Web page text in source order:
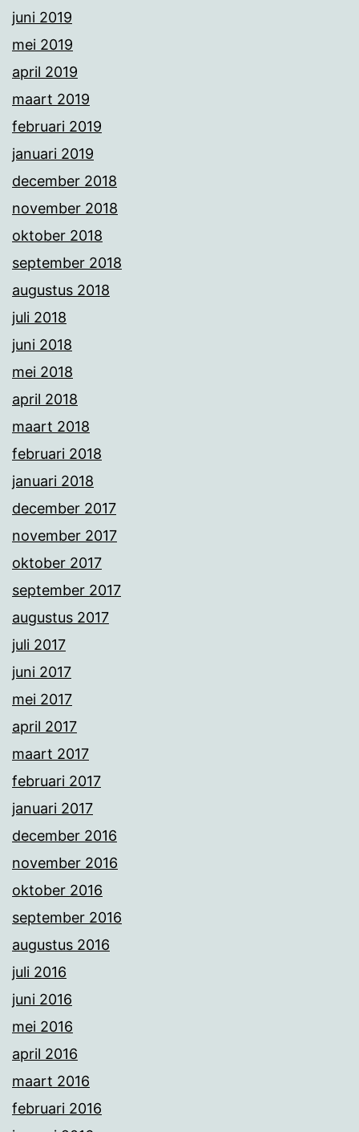
juni 2019
mei 2019
april 2019
maart 2019
februari 2019
januari 2019
december 2018
november 2018
oktober 2018
september 2018
augustus 2018
juli 2018
juni 2018
mei 2018
april 2018
maart 2018
februari 2018
januari 2018
december 2017
november 2017
oktober 2017
september 2017
augustus 2017
juli 2017
juni 2017
mei 2017
april 2017
maart 2017
februari 2017
januari 2017
december 2016
november 2016
oktober 2016
september 2016
augustus 2016
juli 2016
juni 2016
mei 2016
april 2016
maart 2016
februari 2016